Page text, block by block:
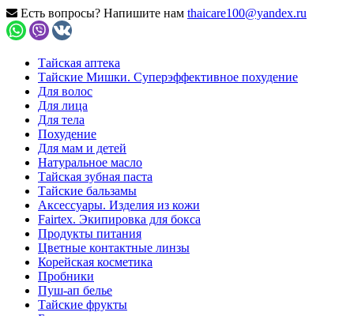
Есть вопросы? Напишите нам thaicare100@yandex.ru
Тайская аптека
Тайские Мишки. Суперэффективное похудение
Для волос
Для лица
Для тела
Похудение
Для мам и детей
Натуральное масло
Тайская зубная паста
Тайские бальзамы
Аксессуары. Изделия из кожи
Fairtex. Экипировка для бокса
Продукты питания
Цветные контактные линзы
Корейская косметика
Пробники
Пуш-ап белье
Тайские фрукты